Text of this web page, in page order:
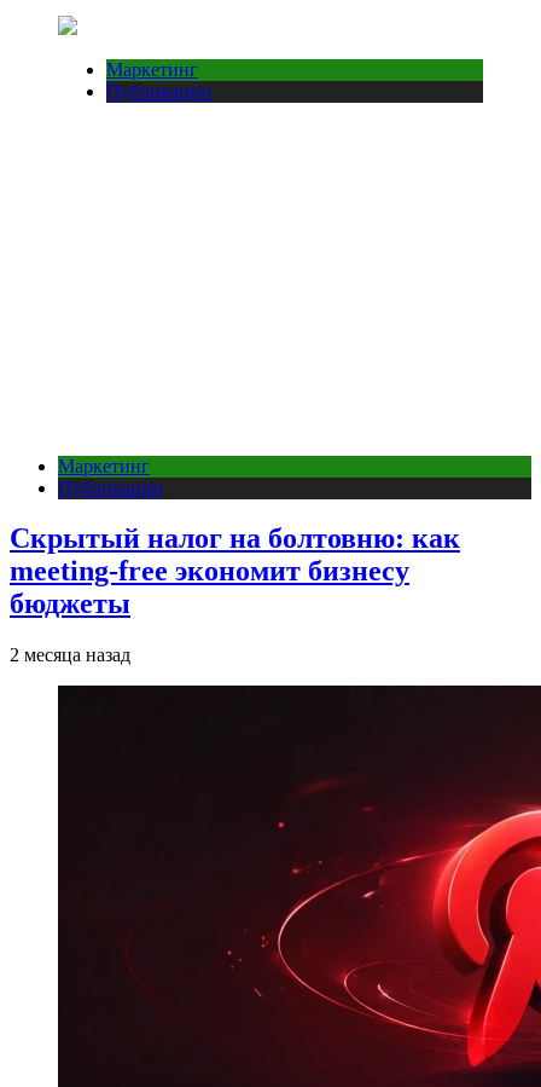
Маркетинг
Публикации
Маркетинг
Публикации
Скрытый налог на болтовню: как
meeting-free экономит бизнесу
бюджеты
2 месяца назад